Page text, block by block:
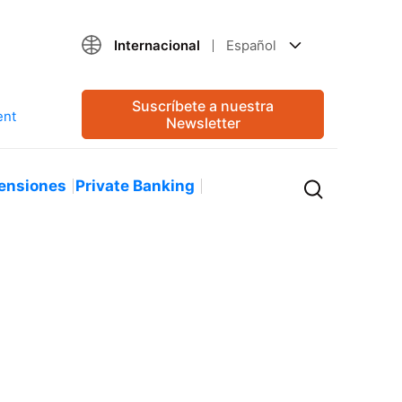
Internacional Español
Suscríbete a nuestra
Newsletter
Private Banking